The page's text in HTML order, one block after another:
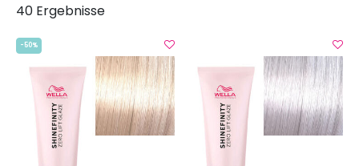
40 Ergebnisse
-50%